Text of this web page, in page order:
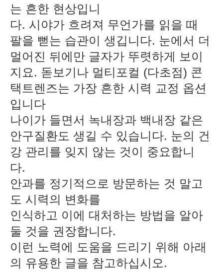
는 흔한 현상입니
다. 시야가 흐려져 무언가를 읽을 때
팔을 뻗는 습관이 생깁니다. 눈에서 더
멀어진 뒤에만 글자가 뚜렷하게 보이
지요. 돋보기나 멀티포컬 (다초점) 콘
택트렌즈는 가장 흔한 시력 교정 옵션
입니다
나이가 들면서 녹내장과 백내장 같은
안구질환도 생길 수 있습니다. 눈의 건
강 관리를 잊지 않는 것이 중요합니
다.
안과를 정기적으로 방문하는 것 말고
도 시력의 변화를
인식하고 이에 대처하는 방법을 알아
둘 것을 권장합니다.
이런 노력에 도움을 드리기 위해 아래
의 유용한 글을 참고하십시오.